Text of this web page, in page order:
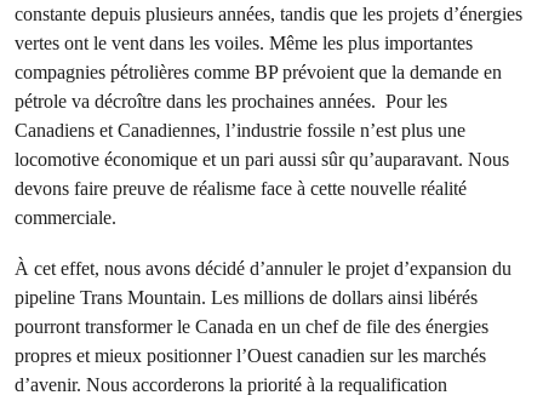
constante depuis plusieurs années, tandis que les projets d’énergies
vertes ont le vent dans les voiles. Même les plus importantes
compagnies pétrolières comme BP prévoient que la demande en
pétrole va décroître dans les prochaines années. Pour les
Canadiens et Canadiennes, l’industrie fossile n’est plus une
locomotive économique et un pari aussi sûr qu’auparavant. Nous
devons faire preuve de réalisme face à cette nouvelle réalité
commerciale.
À cet effet, nous avons décidé d’annuler le projet d’expansion du
pipeline Trans Mountain. Les millions de dollars ainsi libérés
pourront transformer le Canada en un chef de file des énergies
propres et mieux positionner l’Ouest canadien sur les marchés
d’avenir. Nous accorderons la priorité à la requalification